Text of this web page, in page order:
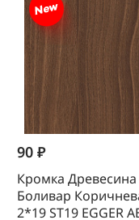
90 ₽
Кромка Древесина
Боливар
2*19 SТ19 EGGER